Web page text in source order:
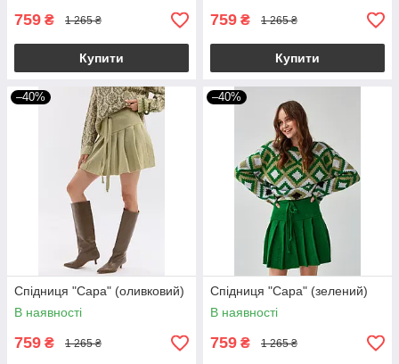
759 ₴ 1 265 ₴
Купити
759 ₴ 1 265 ₴
Купити
–40%
Спідниця "Сара" (оливковий)
В наявності
759 ₴ 1 265 ₴
–40%
Спідниця "Сара" (зелений)
В наявності
759 ₴ 1 265 ₴